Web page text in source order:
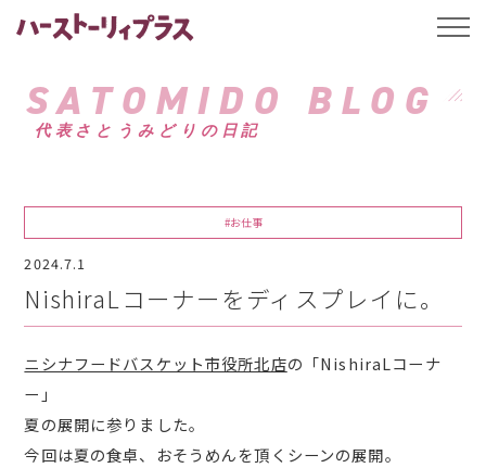
ハーストーリィプ
SATOMIDO BLOG
代表さとうみどりの日記
#お仕事
2024.7.1
NishiraLコーナーをディスプレイに。
ニシナフードバスケット市役所北店の「NishiraLコーナ
ー」
夏の展開に参りました。
今回は夏の食卓、おそうめんを頂くシーンの展開。
t
l
a